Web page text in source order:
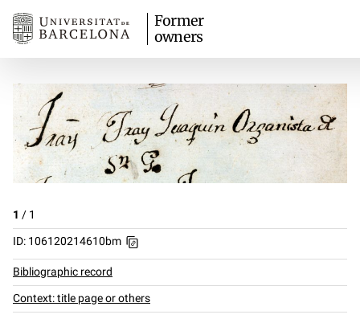
Former
owners
1 / 1
ID: 106120214610bm
Bibliographic record
Context: title page or others